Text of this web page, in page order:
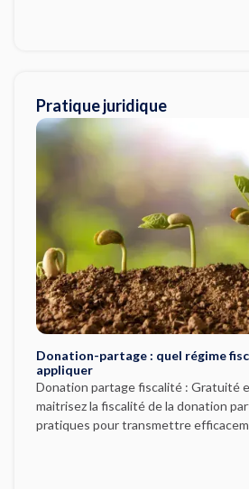
Pratique juridique
Donation-partage : quel régime
appliquer
Donation partage fiscalité : Gratuité
maitrisez la fiscalité de la donation
pratiques pour transmettre